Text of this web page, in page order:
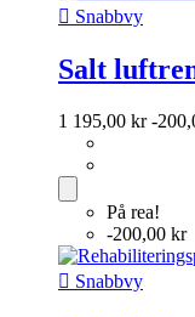
 Snabbvy
Salt
1 195,00 kr -
På rea!
-200,00 kr
 Snabbvy